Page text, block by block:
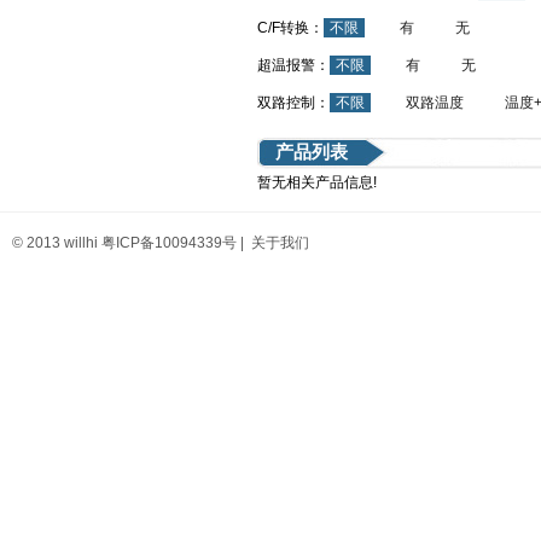
C/F转换： 不限 有 无
超温报警： 不限 有 无
双路控制： 不限 双路温度 温度
产品列表
暂无相关产品信息!
© 2013 willhi 粤ICP备10094339号 关于我们